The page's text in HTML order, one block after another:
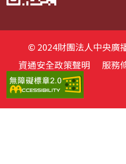
© 2024財團法人中央廣
資通安全政策聲明
服務